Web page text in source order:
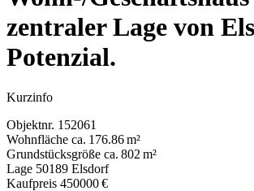
zentraler Lage von
Potenzial.
Kurzinfo
Objektnr. 152061
Wohnfläche ca. 176.86 m²
Grundstücksgröße ca. 802 m²
Lage 50189 Elsdorf
Kaufpreis 450000 €